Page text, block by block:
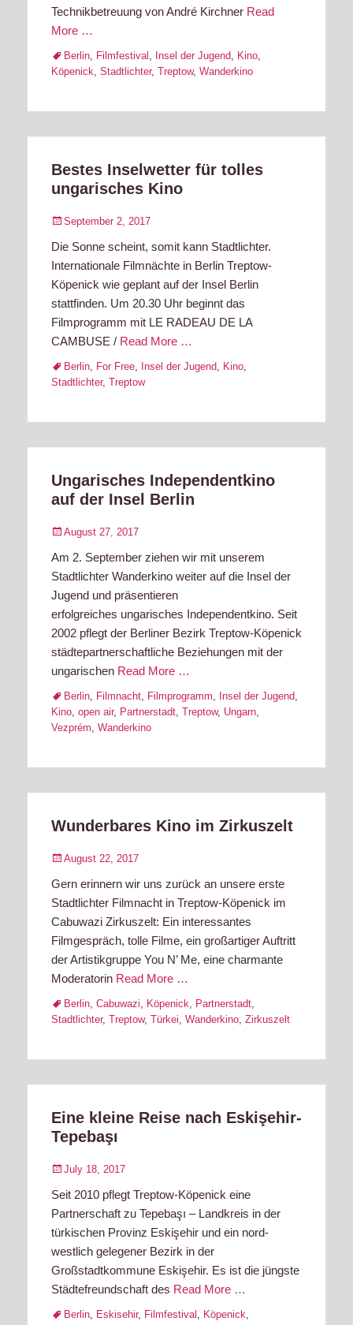
Technikbetreuung von André Kirchner Read
More …
TagsBerlin, Filmfestival , Insel der Jugend, Kino,
Köpenick, Stadtlichter, Treptow, Wanderkino
Bestes Inselwetter für tolles
ungarisches Kino
Posted
September 2, 2017
Die Sonne scheint, somit kann Stadtlichter.
Internationale Filmnächte in Berlin Treptow-
Köpenick wie geplant auf der Insel Berlin
stattfinden. Um 20.30 Uhr beginnt das
Filmprogramm mit LE RADEAU DE LA
CAMBUSE / Read More …
TagsBerlin, For Free, Insel der Jugend, Kino,
Stadtlichter, Treptow
Ungarisches Independentkino
auf der Insel Berlin
Posted
August 27, 2017
Am 2. September ziehen wir mit unserem
Stadtlichter Wanderkino weiter auf die Insel der
Jugend und präsentieren
erfolgreiches ungarisches Independentkino. Seit
2002 pflegt der Berliner Bezirk Treptow-Köpenick
städtepartnerschaftliche Beziehungen mit der
ungarischen Read More …
TagsBerlin, Filmnacht, Filmprogramm, Insel der Jugend,
Kino, open air, Partnerstadt, Treptow, Ungarn,
Vezprém, Wanderkino
Wunderbares Kino im Zirkuszelt
Posted
August 22, 2017
Gern erinnern wir uns zurück an unsere erste
Stadtlichter Filmnacht in Treptow-Köpenick im
Cabuwazi Zirkuszelt: Ein interessantes
Filmgespräch, tolle Filme, ein großartiger Auftritt
der Artistikgruppe You N’ Me, eine charmante
Moderatorin Read More …
TagsBerlin, Cabuwazi, Köpenick, Partnerstadt,
Stadtlichter, Treptow, Türkei, Wanderkino, Zirkuszelt
Eine kleine Reise nach Eskişehir-
Tepebaşı
Posted
July 18, 2017
Seit 2010 pflegt Treptow-Köpenick eine
Partnerschaft zu Tepebaşı – Landkreis in der
türkischen Provinz Eskişehir und ein nord-
westlich gelegener Bezirk in der
Großstadtkommune Eskişehir. Es ist die jüngste
Städtefreundschaft des Read More …
TagsBerlin, Eskisehir, Filmfestival , Köpenick,